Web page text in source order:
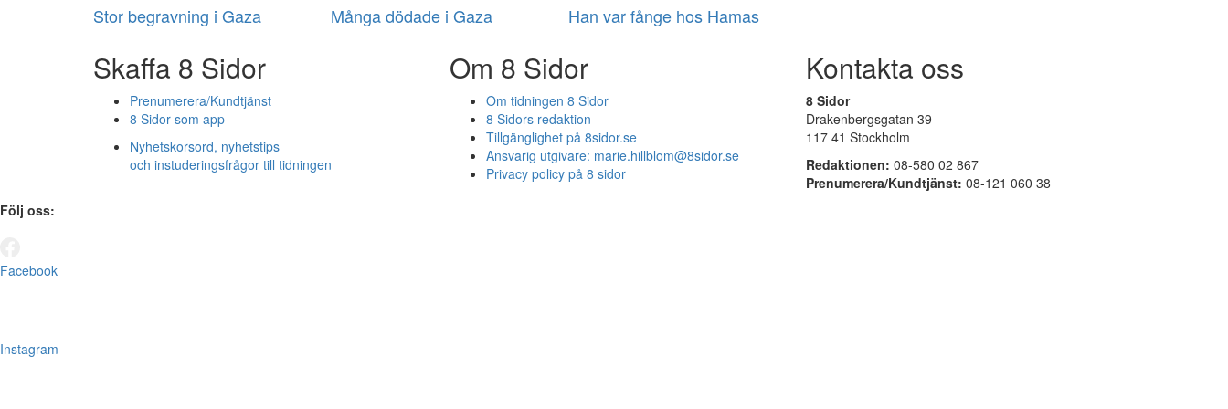
Stor begravning i Gaza Många dödade i Gaza Han var fånge hos Hamas
Skaffa 8 Sidor
Prenumerera/Kundtjänst
8 Sidor som app
Nyhetskorsord, nyhetstips
och instuderingsfrågor till tidningen
Om 8 Sidor
Om tidningen 8 Sidor
8 Sidors redaktion
Tillgänglighet på 8sidor.se
Ansvarig utgivare: marie.hillblom@8sidor.se
Privacy policy på 8 sidor
Kontakta oss
8 Sidor
Drakenbergsgatan 39
117 41 Stockholm
Redaktionen: 08-580 02 867
Prenumerera/Kundtjänst: 08-121 060 38
Följ oss:
Facebook
Instagram